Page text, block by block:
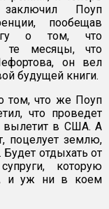
Поуп
пообещав
о том, что
те месяцы, что
он вел
будущей книги.
том, что же Поуп
что проведет
вылетит в США. А
поцелует землю,
Будет отдыхать от
которую
и уж ни в коем